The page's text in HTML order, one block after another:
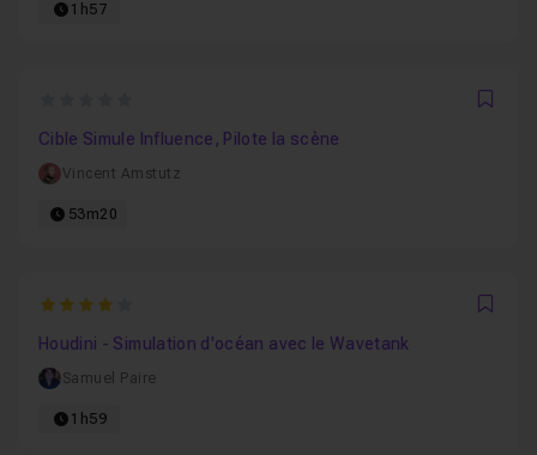
1h57
Cible Simule Influence, Pilote la scène
Vincent Amstutz
53m20
4
Houdini - Simulation d'océan avec le Wavetank
Samuel Paire
1h59